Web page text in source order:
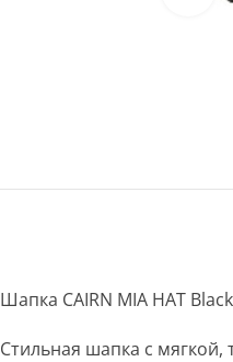
Шапка CAIRN MIA HAT Black
Стильная шапка с